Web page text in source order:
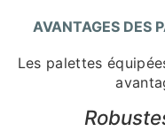
AVANTAGES DES
Les palettes